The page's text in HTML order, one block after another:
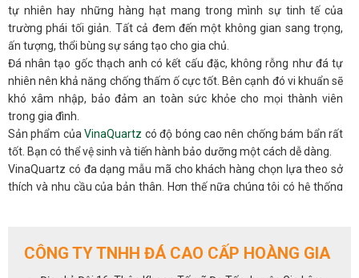
tự nhiên hay những hàng hạt mang trong mình sự tinh tế của
trường phái tối giản. Tất cả đem đến một không gian sang trọng,
ấn tượng, thổi bùng sự sáng tạo cho gia chủ.
Đá nhân tạo gốc thạch anh có kết cấu đặc, không rỗng như đá tự
nhiên nên khả năng chống thấm ố cực tốt. Bên cạnh đó vi khuẩn sẽ
khó xâm nhập, bảo đảm an toàn sức khỏe cho mọi thành viên
trong gia đình.
Sản phẩm củaVinaQuartz có độ bóng cao nên chống bám bẩn rất
tốt. Bạn có thể vệ sinh và tiến hành bảo dưỡng một cách dễ dàng.
VinaQuartz có đa dạng mẫu mã cho khách hàng chọn lựa theo sở
thích và nhu cầu của bản thân. Hơn thế nữa chúng tôi có hệ thống
đá VinaQuartz chắc chắn sẽ là sự lựa chọn hàng đầu và uy tín dành
CÔNG TY TNHH ĐÁ CAO CẤP HOÀNG GIA